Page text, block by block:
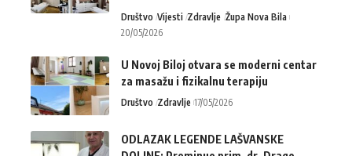
Društvo Vijesti Zdravlje Župa Nova Bila
20/05/2026
U Novoj Biloj otvara se moderni centar
za masažu i fizikalnu terapiju
Društvo Zdravlje 17/05/2026
ODLAZAK LEGENDE LAŠVANSKE